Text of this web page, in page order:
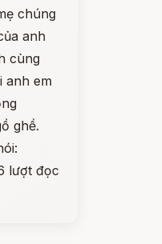
chúng
anh
cùng
anh em
ghề.
lượt đọc